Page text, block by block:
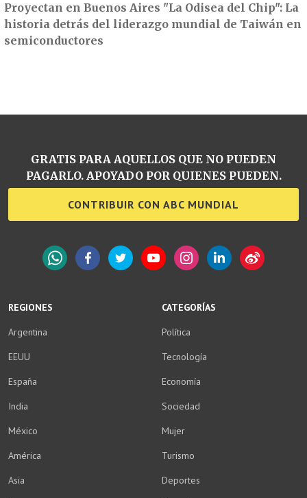
Proyectan en Buenos Aires "La Odisea del Chip": La
historia detrás del liderazgo mundial de Taiwán en
semiconductores
REGIONES
Argentina
EEUU
España
India
México
América
Asia
CATEGORÍAS
Política
Tecnología
Economía
Sociedad
Mujer
Turismo
Deportes
GRATIS PARA AQUELLOS QUE NO PUEDEN
PAGARLO. APOYADO POR QUIENES PUEDEN.
CONTRIBUIR CON ABC MUNDIAL